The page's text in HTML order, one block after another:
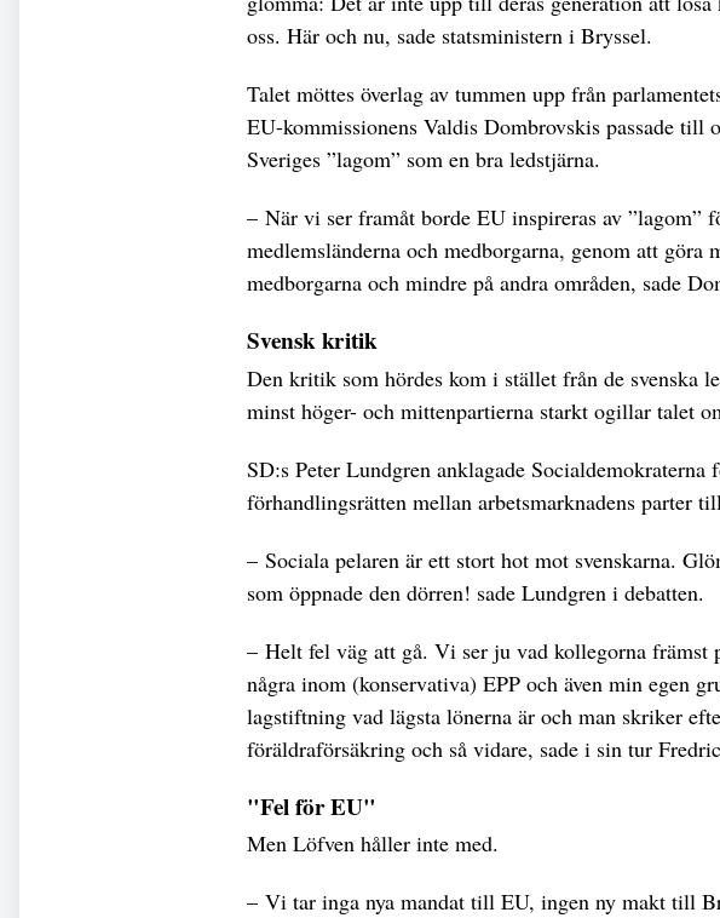
oss. Här och nu, sade statsministern i Bryssel.
Talet möttes överlag av tummen upp från
EU-kommissionens Valdis Dombrovskis passade till
Sveriges ”lagom” som en bra ledstjärna.
– När vi ser framåt borde EU inspireras av ”lagom”
medlemsländerna och medborgarna, genom att
medborgarna och mindre på andra områden, sade
Svensk kritik
Den kritik som hördes kom i stället från de svenska
minst höger- och mittenpartierna starkt ogillar talet
SD:s Peter Lundgren anklagade
förhandlingsrätten mellan arbetsmarknadens parter
– Sociala pelaren är ett stort hot mot svenskarna.
som öppnade den dörren! sade Lundgren i debatten.
– Helt fel väg att gå. Vi ser ju vad kollegorna främst
några inom (konservativa) EPP och även min egen
lagstiftning vad lägsta lönerna är och man skriker
föräldraförsäkring och så vidare, sade i sin tur
"Fel för EU"
Men Löfven håller inte med.
– Vi tar inga nya mandat till EU, ingen ny makt till